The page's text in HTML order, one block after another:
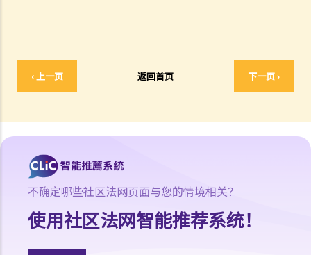
‹ 上一页 返回首页 下一页 ›
B. 婚前协议书及公共政策
C. 分居协议
2. 如果一方在聆讯前不再同意分居协议的条款，应该怎样处理？
F. 与非香港居民结婚
A. 香港居民与海外人士结婚（中国内地人士除外）
B. 香港永久居民与内地人士结婚
C. 在港就业／就读的海外或中国内地人士的海外配偶（包括中国内地）
不确定哪些社区法网页面与您的情境相关？
使用社区法网智能推荐系统！